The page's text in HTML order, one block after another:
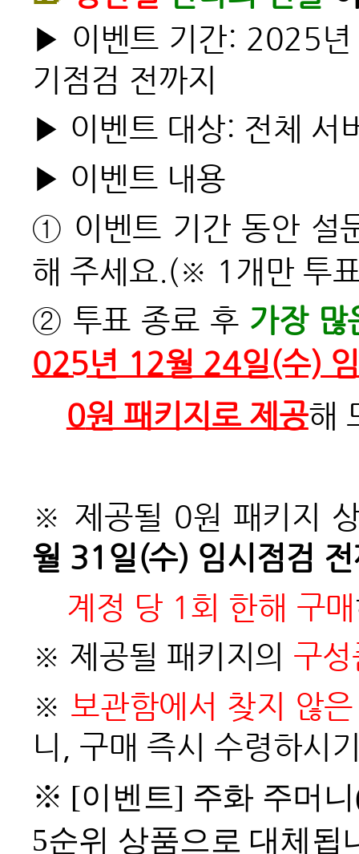
▶ 이벤트 기간: 2025
기점검 전까지
▶ 이벤트 대상: 전체 서
▶ 이벤트 내용
① 이벤트 기간 동안 설
해 주세요.(※ 1개만 투
② 투표 종료 후 가장
025년 12월 24일(수)
0원 패키지로 제공해
※ 제공될 0원 패키지
월 31일(수) 임시점검
계정 당 1회 한해 구매
※ 제공될 패키지의 구
※ 보관함에서 찾지 않
니, 구매 즉시 수령하시
※ [이벤트] 주화 주머
5순위 상품으로 대체됩